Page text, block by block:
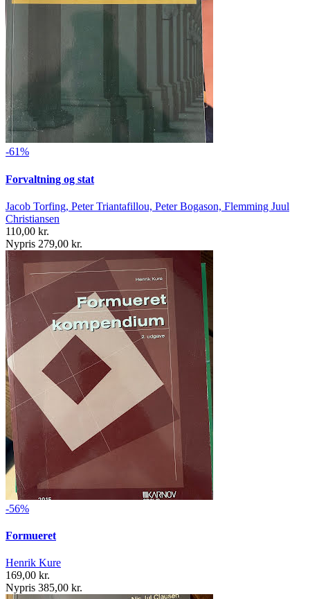
-61%
Forvaltning og stat
Jacob Torfing, Peter Triantafillou, Peter Bogason, Flemming Juul
Christiansen
110,00 kr.
Nypris 279,00 kr.
-56%
Formueret
Henrik Kure
169,00 kr.
Nypris 385,00 kr.